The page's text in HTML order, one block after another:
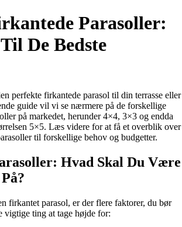
Parasoller:
De Bedste
perfekte firkantede parasol til din terrasse eller
guide vil vi se nærmere på de forskellige
på markedet, herunder 4×4, 3×3 og endda
5×5. Læs videre for at få et overblik over
til forskellige behov og budgetter.
Hvad Skal Du Være
firkantet parasol, er der flere faktorer, du bør
vigtige ting at tage højde for: